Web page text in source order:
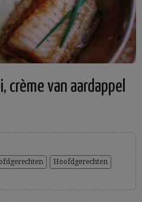
van aardappel
Hoofdgerechten